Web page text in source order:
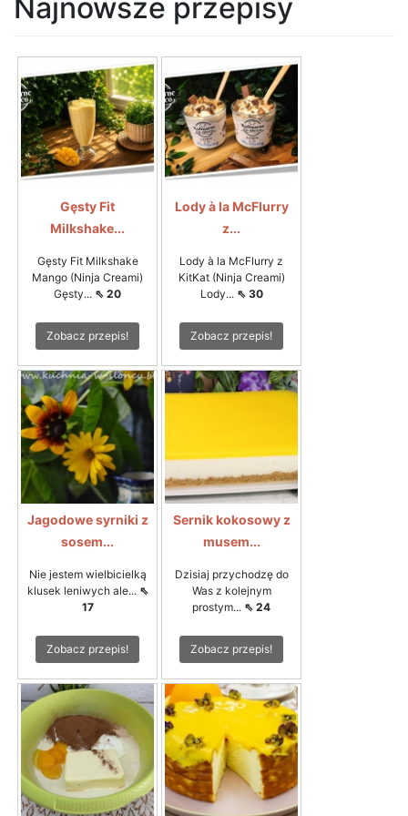
Najnowsze przepisy
Gęsty Fit
Milkshake...
Gęsty Fit Milkshake
Mango (Ninja Creami)
Gęsty... ⇖ 20
Zobacz przepis!
Lody à la McFlurry
z...
Lody à la McFlurry z
KitKat (Ninja Creami)
Lody... ⇖ 30
Zobacz przepis!
Jagodowe syrniki z
sosem...
Nie jestem wielbicielką
klusek leniwych ale... ⇖
17
Zobacz przepis!
Sernik kokosowy z
musem...
Dzisiaj przychodzę do
Was z kolejnym
prostym... ⇖ 24
Zobacz przepis!